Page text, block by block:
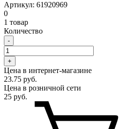
Артикул: 61920969
0
1 товар
Количество
-
+
Цена в интернет-магазине
23.75 руб.
Цена в розничной сети
25 руб.